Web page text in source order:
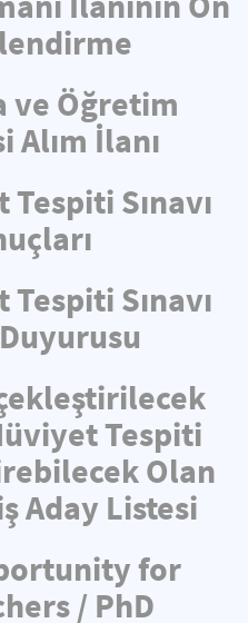
ve Öğretim
Alım İlanı
Sınavı
Sınavı
Tespiti
Olan
Aday Listesi
for
/ PhD